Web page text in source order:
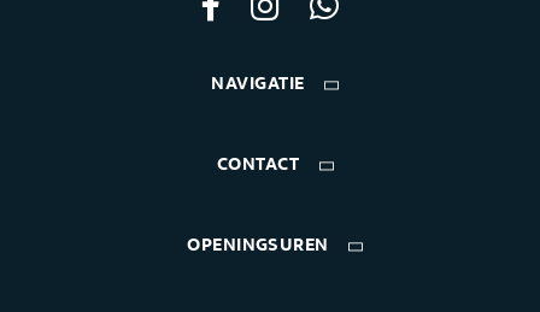
NAVIGATIE
CONTACT
OPENINGSUREN